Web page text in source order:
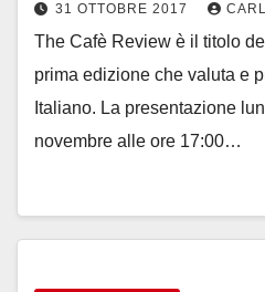
31 OTTOBRE 2017
The Cafè Review è il titolo
prima edizione che valuta e
Italiano. La presentazione
novembre alle ore 17:00…